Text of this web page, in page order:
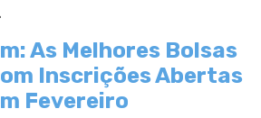
As Melhores Bolsas
Inscrições Abertas
Fevereiro